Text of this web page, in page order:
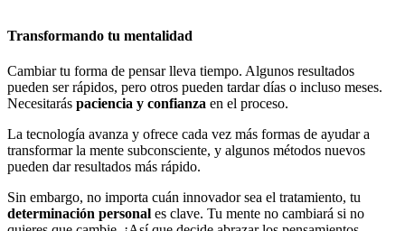
Transformando tu mentalidad
Cambiar tu forma de pensar lleva tiempo. Algunos resultados
pueden ser rápidos, pero otros pueden tardar días o incluso meses.
Necesitarás paciencia y confianza en el proceso.
La tecnología avanza y ofrece cada vez más formas de ayudar a
transformar la mente subconsciente, y algunos métodos nuevos
pueden dar resultados más rápido.
Sin embargo, no importa cuán innovador sea el tratamiento, tu
determinación personal es clave. Tu mente no cambiará si no